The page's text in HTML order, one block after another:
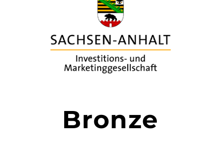
Bronze